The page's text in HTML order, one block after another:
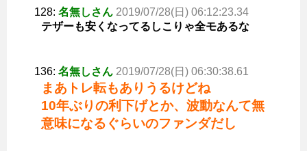
128: 名無しさん 2019/07/28(日) 06:12:23.34
テザーも安くなってるしこりゃ全モあるな
136: 名無しさん 2019/07/28(日) 06:30:38.61
まあトレ転もありうるけどね
10年ぶりの利下げとか、波動なんて無
意味になるぐらいのファンダだし